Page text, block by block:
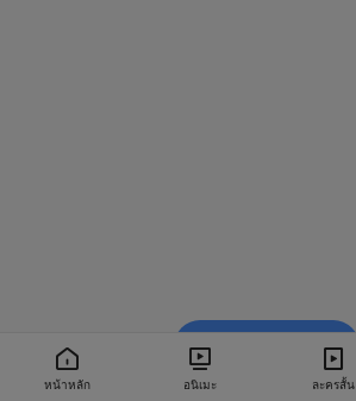
หน้าหลัก อนิเมะ ละครสั้น
รับชมใน BiliBili